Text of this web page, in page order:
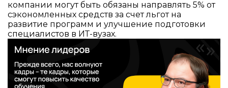
компании могут быть обязаны направлять 5% от
сэкономленных средств за счет льгот на
развитие программ и улучшение подготовки
специалистов в ИТ-вузах.